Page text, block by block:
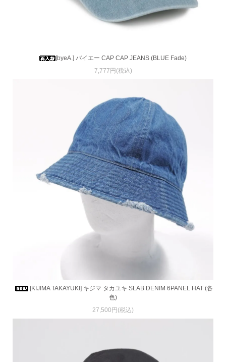
[byeA.] バイエー CAP CAP JEANS (BLUE Fade)
7,777円(税込)
[KIJIMA TAKAYUKI] キジマ タカユキ SLAB DENIM 6PANEL HAT (各
色)
27,500円(税込)